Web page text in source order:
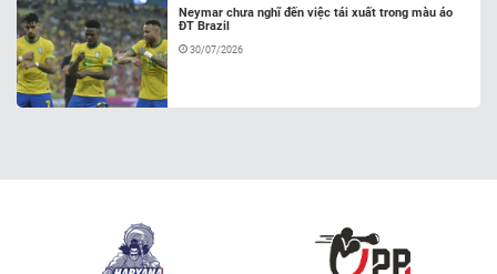
Neymar chưa nghĩ đến việc tái xuất trong màu áo
ĐT Brazil
30/07/2026